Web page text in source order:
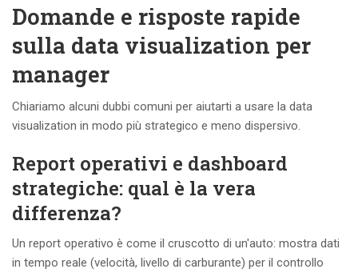
Domande e risposte rapide
sulla data visualization per
manager
Chiariamo alcuni dubbi comuni per aiutarti a usare la data
visualization in modo più strategico e meno dispersivo.
Report operativi e dashboard
strategiche: qual è la vera
differenza?
Un report operativo è come il cruscotto di un'auto: mostra dati
in tempo reale (velocità, livello di carburante) per il controllo